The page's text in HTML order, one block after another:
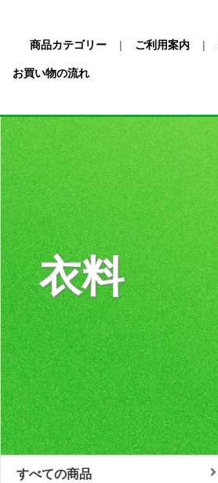
商品カテゴリー | ご利用案内 |
お買い物の流れ
衣料
すべての商品